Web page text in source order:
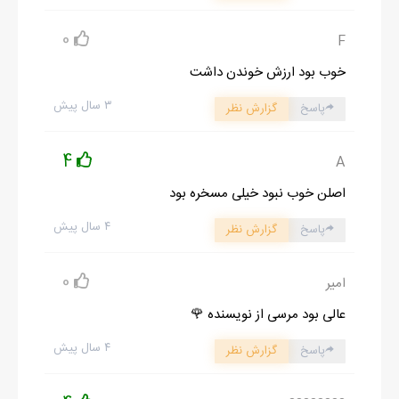
اومد اونجا تا يادم بندازه ولي وقتي ديد كه اونجا هم ميشه تمرين كرد
اونم موندگار شد
- پس خوش گذشت
اونجا بود كه صبا اومد و همه رو براي ناهار دعوت كرد موقع شام من
غمگين بود فقط كمي غذا خورد و كنار كشيد . ذهنم درگير اين
دختردايي مرموز شده بود فقط دعا مي كردم زودتر بريم خونه تا من با
بعد بعد شام همه دور هم نشسته بوديم كه من از حسام پرسيدم
:راستي دايي چطوري دوباره ما رو پيدا كرده ؟
از فربد پرسيدم اونم همين جواب رو داد . از فرياد و صدا و صبا هم
چيزي نفهميدم بنابرين با صداي بلندي طوري كه بابا و دايي ها بشنود
F
0
خوب بود ارزش خوندن داشت
۳ سال پیش پاسخ گزارش نظر
A
4
اصلن خوب نبود خیلی مسخره بود
۴ سال پیش پاسخ گزارش نظر
امیر 0
عالی بود مرسی از نویسنده 🌹
۴ سال پیش پاسخ گزارش نظر